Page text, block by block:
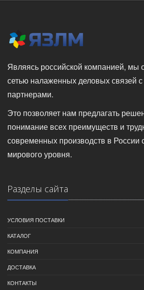
Являясь российской компанией, мы
сетью налаженных деловых связей
партнерами.
Это позволяет нам предлагать
понимание всех преимуществ и
современных производств в России
мирового уровня.
Разделы сайта
УСЛОВИЯ ПОСТАВКИ
КАТАЛОГ
КОМПАНИЯ
ДОСТАВКА
КОНТАКТЫ